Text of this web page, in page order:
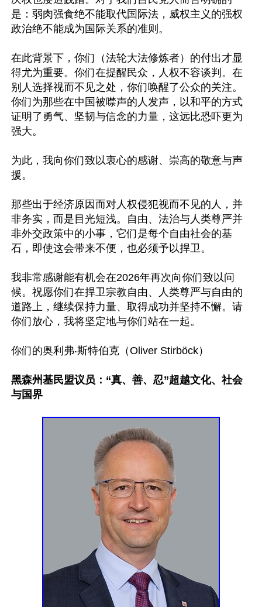
是：弱肉强食绝不能取代国际法，威权主义的强权
政治绝不能成为国际关系的准则。
在此背景下，你们（法轮大法修炼者）的付出才显
得尤为重要。你们在提醒民众，人权不容谈判。在
别人选择视而不见之处，你们唤醒了公众的关注。
你们为那些在中国被噤声的人发声，以和平的方式
证明了勇气、坚韧与信念的力量，这远比恐吓更为
强大。
为此，我向你们致以衷心的感谢、崇高的敬意与声
援。
那些出于经济原因而对人权侵犯视而不见的人，并
非务实，而是目光短浅。自由、法治与人类尊严并
非外交政策中的小事，它们是每个自由社会的基
石，即使这会带来不便，也必须予以捍卫。
我非常感谢能有机会在2026年再次向你们致以问
候。祝愿你们在捍卫宗教自由、人类尊严与自由的
道路上，继续保持力量、取得成功并坚持不懈。请
你们放心，我将坚定地与你们站在一起。
你们的奥利弗‧斯特伯克（Oliver Stirböck）
黑森州基民盟议员：“真、善、忍”超越文化、社会
与国界